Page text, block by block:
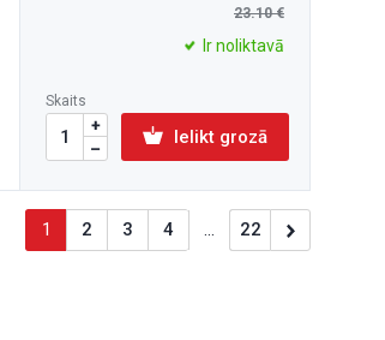
23.10
Ir noliktavā
Skaits
Ielikt grozā
1 2 3 4 ... 22